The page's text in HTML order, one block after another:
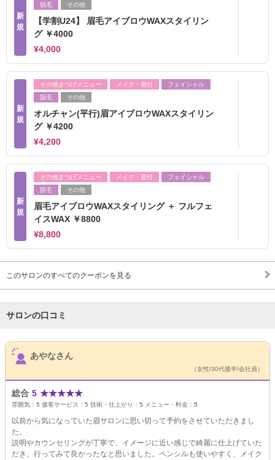
新
規
脱毛
その他
【学割U24】 眉毛アイブロウWAXスタイリン
グ ￥4000
¥4,000
新
規
その他まつげメニュー メイク・着付
フェイシャル
脱毛
その他
オルチャン(平行)眉アイブロウWAXスタイリン
グ ￥4200
¥4,200
新
規
その他まつげメニュー メイク・着付
フェイシャル
脱毛
その他
眉毛アイブロウWAXスタイリング ＋ フルフェ
イスWAX ￥8800
¥8,800
このサロンのすべてのクーポンを見る
サロンの口コミ
サロンPick Up
あやなさん
（女性/30代後半/会社員）
総合 5 ★★★★★
雰囲気： 5 接客サービス： 5 技術・仕上がり： 5 メニュー・料金： 5
以前から気になっていた眉サロンに思い切って予約をさせていただきまし
た。
説明やカウンセリングが丁寧で、イメージに近い感じで綺麗に仕上げていた
だき、行ってみて良かったなと思いました。ペンシルも使いやすく、メイク